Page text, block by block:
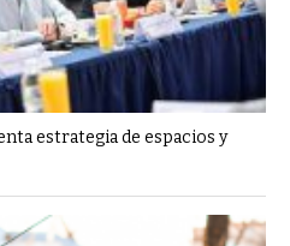
estrategia de espacios y